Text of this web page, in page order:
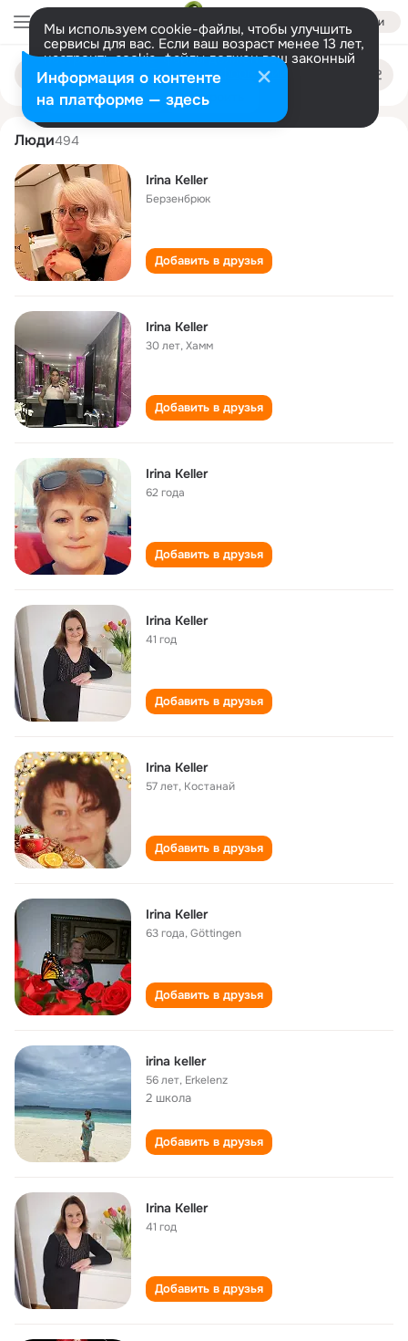
Войти
Мы используем cookie-файлы, чтобы улучшить
сервисы для вас. Если ваш возраст менее 13 лет,
настроить cookie-файлы должен ваш законный
представитель. Больше информации
Разрешить все Настроить
Поиск
людям
irina keller
Люди494
Irina Keller
Берзенбрюк
Добавить в друзья
Irina Keller
30 лет,Хамм
Добавить в друзья
Irina Keller
62 года
Добавить в друзья
Irina Keller
41 год
Добавить в друзья
Irina Keller
57 лет, Костанай
Добавить в друзья
Irina Keller
63 года,Göttingen
Добавить в друзья
irina keller
56 лет, Erkelenz
2 школа
Добавить в друзья
Irina Keller
41 год
Добавить в друзья
Информация о контенте
на платформе — здесь